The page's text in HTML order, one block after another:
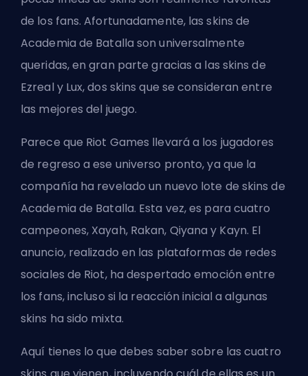
de los fans. Afortunadamente, las skins de
Academia de Batalla son universalmente
queridas, en gran parte gracias a las skins de
Ezreal y Lux, dos skins que se consideran entre
las mejores del juego.
Parece que Riot Games llevará a los jugadores
de regreso a ese universo pronto, ya que la
compañía ha revelado un nuevo lote de skins de
Academia de Batalla. Esta vez, es para cuatro
campeones, Xayah, Rakan, Qiyana y Kayn. El
anuncio, realizado en las plataformas de redes
sociales de Riot, ha despertado emoción entre
los fans, incluso si la reacción inicial a algunas
skins ha sido mixta.
Aquí tienes lo que debes saber sobre las cuatro